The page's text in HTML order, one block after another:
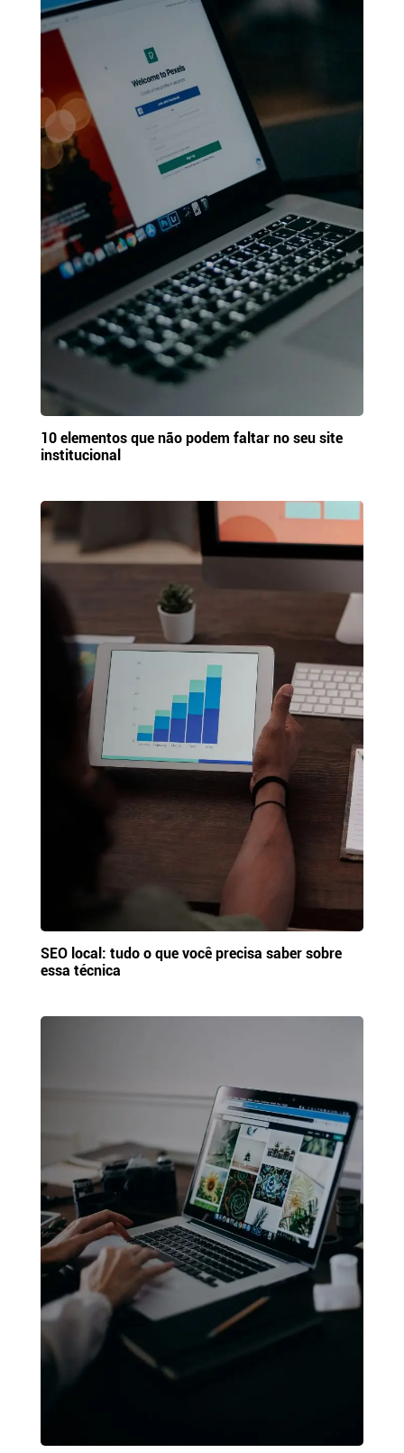
10 elementos que não podem faltar no seu site
institucional
SEO local: tudo o que você precisa saber sobre
essa técnica